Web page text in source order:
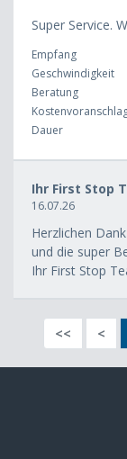
Super Service.
Empfang
Geschwindigkeit
Beratung
Dauer
Ihr First Stop
16.07.26
Herzlichen
und die super
Ihr First Stop
<< <